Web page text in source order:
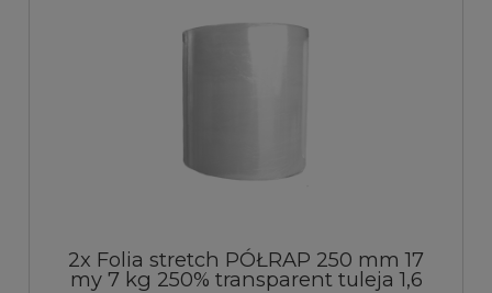
2x Folia stretch PÓŁRAP 250 mm 17
my 7 kg 250% transparent tuleja 1,6